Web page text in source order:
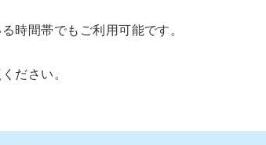
時間帯でもご利用可能です。
ださい。